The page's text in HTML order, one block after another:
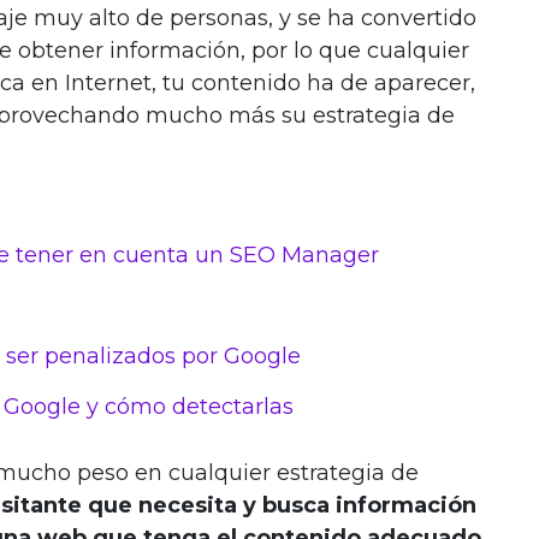
muy alto de personas, y se ha convertido
obtener información, por lo que cualquier
en Internet, tu contenido ha de aparecer,
mucho más su estrategia de
tener en cuenta un SEO Manager
penalizados por Google
y cómo detectarlas
peso en cualquier estrategia de
que necesita y busca información